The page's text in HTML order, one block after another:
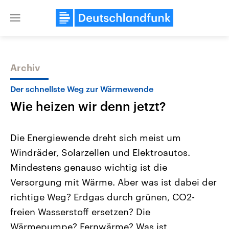
Close
Themen
Landtagswahl Sachsen-Anhalt
2026
Alle Informationen
Sachsen-Anhalt wählt am 6.
September 2026 einen neuen
Bundesland von einer Koalition aus
Aktuelle Beiträge,
Hintergründe
Wirtschaftlich und
gehören die Vereinigten
mit großem Einfluss auf
Archiv
Der schnellste Weg zur Wärmewende
Wie heizen wir denn jetzt?
Die Energiewende dreht sich meist um
Windräder, Solarzellen und Elektroautos.
Mindestens genauso wichtig ist die
Versorgung mit Wärme. Aber was ist dabei der
richtige Weg? Erdgas durch grünen, CO2-
freien Wasserstoff ersetzen? Die
Wärmepumpe? Fernwärme? Was ist